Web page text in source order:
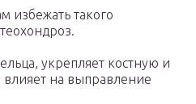
избежать такого
укрепляет костную и
на выправление